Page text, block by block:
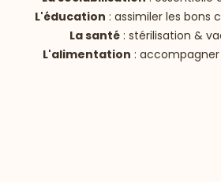
L'éducation : assimiler les bons
La santé : stérilisation &
L'alimentation :